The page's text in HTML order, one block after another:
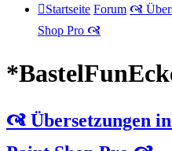
Startseite Forum 🙧
Shop Pro 🙧
🙧 Übersetzungen